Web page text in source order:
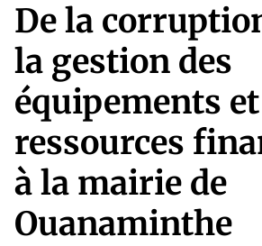
De la
la gestion des
équipements
ressources
à la mairie de
Ouanaminthe